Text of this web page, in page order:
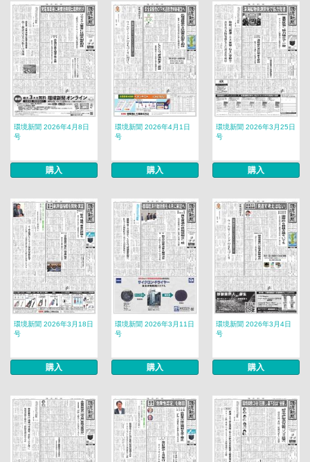
環境新聞 2026年4月8日
号
購入
環境新聞 2026年4月1日
号
購入
環境新聞 2026年3月25日
号
購入
環境新聞 2026年3月18日
号
購入
環境新聞 2026年3月11日
号
購入
環境新聞 2026年3月4日
号
購入